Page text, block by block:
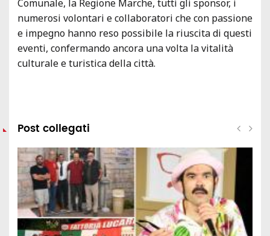
Comunale, la Regione Marche, tutti gli sponsor, i
numerosi volontari e collaboratori che con passione
e impegno hanno reso possibile la riuscita di questi
eventi, confermando ancora una volta la vitalità
culturale e turistica della città.
Post collegati